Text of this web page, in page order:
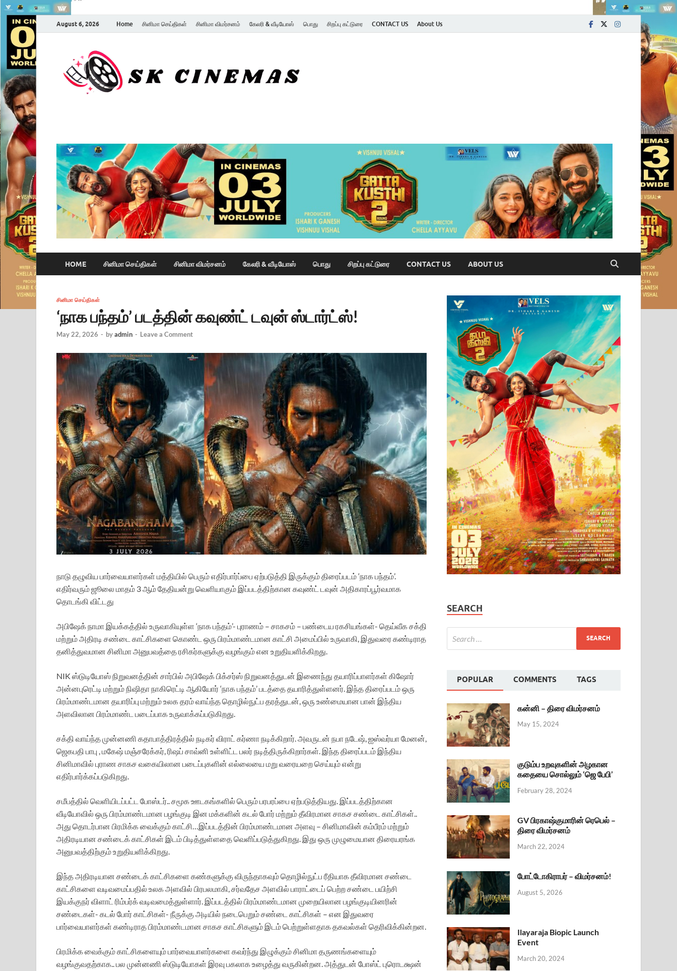
August 6, 2026 Home சினிமா செய்திகள் சினிமா விமர்சனம் கேலரி & வீடியோஸ் பொது சிறப்பு கட்டுரை CONTACT US About Us
HOME சினிமா செய்திகள் சினிமா விமர்சனம் கேலரி & வீடியோஸ் பொது சிறப்பு கட்டுரை CONTACT US ABOUT US
சினிமா செய்திகள்
‘நாக பந்தம்’ படத்தின் கவுண்ட் டவுன் ஸ்டார்ட்ஸ்!
May 22, 2026 - byadmin - Leave a Comment
நாடு தழுவிய பார்வையாளர்கள் மத்தியில் பெரும் எதிர்பார்ப்பை ஏற்படுத்தி இருக்கும் திரைப்படம் ‘நாக பந்தம்’.
எதிர்வரும் ஜூலை மாதம் 3 ஆம் தேதியன்று வெளியாகும் இப்படத்திற்கான கவுண்ட் டவுன் அதிகாரப்பூர்வமாக
தொடங்கி விட்டது
அபிஷேக் நாமா இயக்கத்தில் உருவாகியுள்ள ‘நாக பந்தம்’- புராணம் – சாகசம் – பண்டைய ரகசியங்கள்- தெய்வீக சக்தி
மற்றும் அதிரடி சண்டை காட்சிகளை கொண்ட ஒரு பிரம்மாண்டமான காட்சி அமைப்பில் உருவாகி, இதுவரை கண்டிராத
தனித்துவமான சினிமா அனுபவத்தை ரசிகர்களுக்கு வழங்கும் என உறுதியளிக்கிறது.
NIK ஸ்டுடியோஸ் நிறுவனத்தின் சார்பில் அபிஷேக் பிக்சர்ஸ் நிறுவனத்துடன் இணைந்து தயாரிப்பாளர்கள் கிஷோர்
அன்னபுரெட்டி மற்றும் நிஷிதா நாகிரெட்டி ஆகியோர் ‘நாக பந்தம்’ படத்தை தயாரித்துள்ளனர். இந்த திரைப்படம் ஒரு
பிரம்மாண்டமான தயாரிப்பு மற்றும் உலக தரம் வாய்ந்த தொழில்நுட்ப தரத்துடன், ஒரு உண்மையான பான் இந்திய
அளவிலான பிரம்மாண்ட படைப்பாக உருவாக்கப்படுகிறது.
சக்தி வாய்ந்த முன்னணி கதாபாத்திரத்தில் நடிகர் விராட் கர்ணா நடிக்கிறார். அவருடன் நபா நடேஷ், ஐஸ்வர்யா மேனன்,
ஜெகபதி பாபு , மகேஷ் மஞ்சரேக்கர், ரிஷப் சாவ்னி உள்ளிட்ட பலர் நடித்திருக்கிறார்கள். இந்த திரைப்படம் இந்திய
சினிமாவில் புராண சாகச வகையிலான படைப்புகளின் எல்லையை மறு வரையறை செய்யும் என்று
எதிர்பார்க்கப்படுகிறது.
சமீபத்தில் வெளியிடப்பட்ட போஸ்டர்.. சமூக ஊடகங்களில் பெரும் பரபரப்பை ஏற்படுத்தியது. இப்படத்திற்கான
வீடியோவில் ஒரு பிரம்மாண்டமான பழங்குடி இன மக்களின் கடல் போர் மற்றும் தீவிரமான சாகச சண்டை காட்சிகள்..
அது தொடர்பான பிரமிக்க வைக்கும் காட்சி…இப்படத்தின் பிரம்மாண்டமான அளவு – சினிமாவின் கம்பீரம் மற்றும்
அதிரடியான சண்டைக் காட்சிகள் இடம் பிடித்துள்ளதை வெளிப்படுத்துகிறது. இது ஒரு முழுமையான திரையரங்க
அனுபவத்திற்கும் உறுதியளிக்கிறது.‌
இந்த அதிரடியான சண்டைக் காட்சிகளை கண்களுக்கு விருந்தாகவும் தொழில்நுட்ப ரீதியாக தீவிரமான சண்டை
காட்சிகளை வடிவமைப்பதில் உலக அளவில் பிரபலமாகி, சர்வதேச அளவில் பாராட்டைப் பெற்ற சண்டை பயிற்சி
இயக்குநர் விளாட் ரிம்பர்க் வடிவமைத்துள்ளார். இப்படத்தில் பிரம்மாண்டமான முறையிலான பழங்குடியினரின்
சண்டைகள்- கடல் போர் காட்சிகள்- நீருக்கு அடியில் நடைபெறும் சண்டை காட்சிகள் – என இதுவரை
பார்வையாளர்கள் கண்டிராத பிரம்மாண்டமான சாகச காட்சிகளும் இடம் பெற்றுள்ளதாக தகவல்கள் தெரிவிக்கின்றன.
பிரமிக்க வைக்கும் காட்சிகளையும் பார்வையாளர்களை கவர்ந்து இழுக்கும் சினிமா தருணங்களையும்
வழங்குவதற்காக.. பல முன்னணி ஸ்டுடியோகள் இரவு பகலாக உழைத்து வருகின்றன. அத்துடன் போஸ்ட் புரொடக்ஷன்
SEARCH
POPULAR COMMENTS TAGS
கன்னி – திரை விமர்சனம்
May 15, 2024
குடும்ப உறவுகளின் அழகான
கதையை சொல்லும் ‘ஜெ பேபி’
February 28, 2024
GV பிரகாஷ்குமாரின் ரெபெல் –
திரை விமர்சனம்
March 22, 2024
போட்டோகிராபர் – விமர்சனம்!
August 5, 2026
Ilayaraja Biopic Launch
Event
March 20, 2024